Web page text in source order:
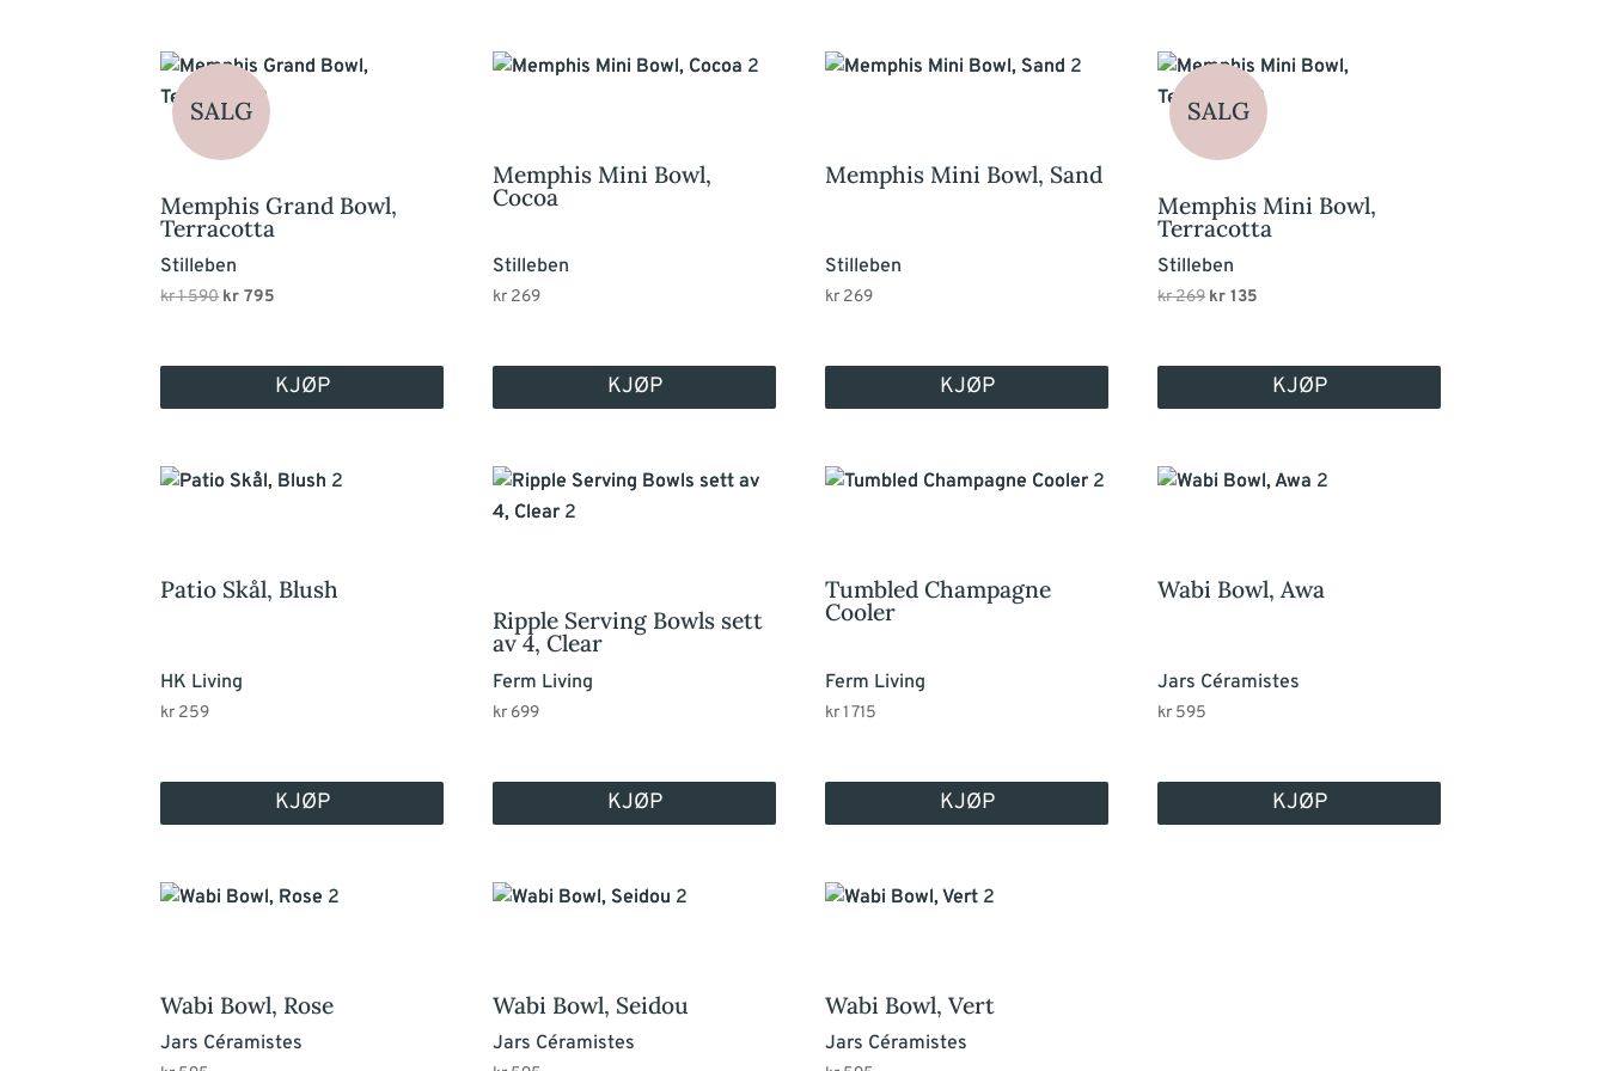
SALG
Memphis Grand Bowl,
Terracotta
Stilleben
kr1 590 Opprinnelig
kr 795
kr 795.
KJØP
Memphis Mini Bowl,
Cocoa
Stilleben
kr 269
KJØP
Memphis Mini Bowl, Sand
Stilleben
kr 269
KJØP
SALG
Memphis Mini Bowl,
Terracotta
Stilleben
kr269 Opprinnelig
kr 135
kr 135.
KJØP
Patio Skål, Blush
HK Living
kr 259
KJØP
Ripple Serving Bowls sett
av 4, Clear
Ferm Living
kr 699
KJØP
Tumbled Champagne
Cooler
Ferm Living
kr1 715
KJØP
Wabi Bowl, Awa
Jars Céramistes
kr 595
KJØP
Wabi Bowl, Rose
Jars Céramistes
Wabi Bowl, Seidou
Jars Céramistes
Wabi Bowl, Vert
Jars Céramistes